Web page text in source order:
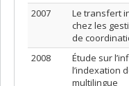
2007
Le transfert
chez les
de
2008
Étude sur
l’indexation
multilingue